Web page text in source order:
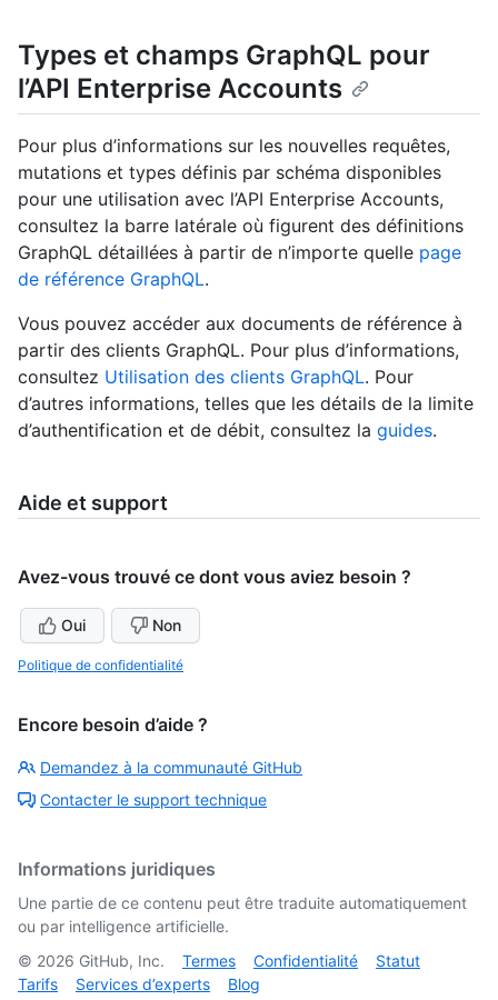
Types et champs GraphQL pour
l’API Enterprise Accounts
Pour plus d’informations sur les nouvelles requêtes,
mutations et types définis par schéma disponibles
pour une utilisation avec l’API Enterprise Accounts,
consultez la barre latérale où figurent des définitions
GraphQL détaillées à partir de n’importe quelle page
de référence GraphQL.
Vous pouvez accéder aux documents de référence à
partir des clients GraphQL. Pour plus d’informations,
consultez Utilisation des clients GraphQL. Pour
d’autres informations, telles que les détails de la limite
d’authentification et de débit, consultez la guides.
Aide et support
Avez-vous trouvé ce dont vous aviez besoin ?
Oui Non
Politique de confidentialité
Encore besoin d’aide ?
Demandez à la communauté GitHub
Contacter le support technique
Informations juridiques
Une partie de ce contenu peut être traduite automatiquement
ou par intelligence artificielle.
© 2026 GitHub, Inc. Termes Confidentialité
Statut
Tarifs
Services d’experts Blog